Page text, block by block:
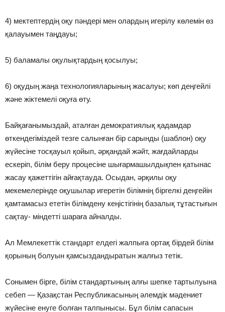
4) мектептердің оқу пəндері мен олардың игерілу көлемін өз
қалауымен таңдауы;
5) баламалы оқулықтардың қосылуы;
6) оқудың жаңа технологияларының жасалуы; көп деңгейлі
жəне жіктемелі оқуға өту.
Байқағанымыздай, аталған демократиялық қадамдар
өткендегіміздей тезге салынған бір сарынды (шаблон) оқу
жүйесіне тосқауыл қойып, əрқандай жəйт, жағдайларды
ескеріп, білім беру процесіне шығармашылдықпен қатынас
жасау қажеттігін айғақтауда. Осыдан, əрқилы оқу
мекемелерінде оқушылар игеретін білімнің біргелкі деңгейін
қамтамасыз ететін білімдену кеңістігінің базалық тұтастығын
сақтау- міндетті шараға айналды.
Ал Мемлекеттік стандарт елдегі жалпыға ортақ бірдей білім
қорының болуын қамсыздандыратын жалғыз тетік.
Сонымен бірге, білім стандартының алғы шепке тартылуына
себеп — Қазақстан Республикасының əлемдік мəдениет
жүйесіне енуге болған талпынысы. Бұл білім сапасын